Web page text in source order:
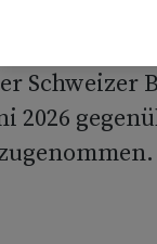
Schweizer
2026